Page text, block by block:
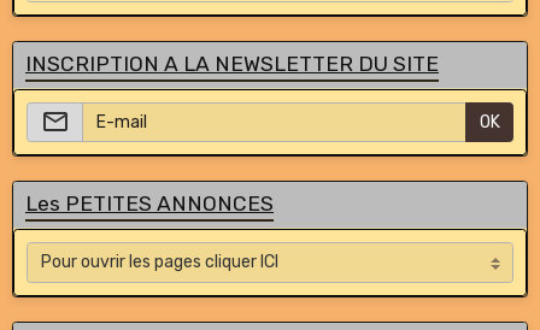
INSCRIPTION A LA NEWSLETTER DU SITE
OK
Les PETITES ANNONCES